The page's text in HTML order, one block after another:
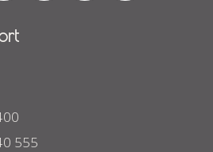
555